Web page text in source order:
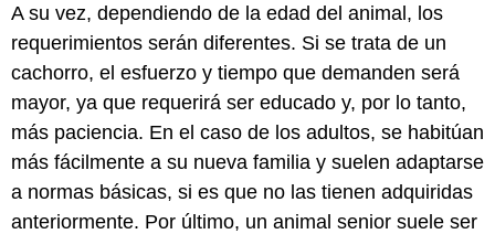
A su vez, dependiendo de la edad del animal, los
requerimientos serán diferentes. Si se trata de un
cachorro, el esfuerzo y tiempo que demanden será
mayor, ya que requerirá ser educado y, por lo tanto,
más paciencia. En el caso de los adultos, se habitúan
más fácilmente a su nueva familia y suelen adaptarse
a normas básicas, si es que no las tienen adquiridas
anteriormente. Por último, un animal senior suele ser